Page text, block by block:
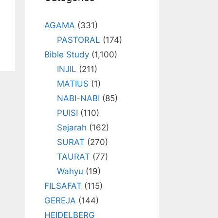
AGAMA (331)
PASTORAL (174)
Bible Study (1,100)
INJIL (211)
MATIUS (1)
NABI-NABI (85)
PUISI (110)
Sejarah (162)
SURAT (270)
TAURAT (77)
Wahyu (19)
FILSAFAT (115)
GEREJA (144)
HEIDELBERG